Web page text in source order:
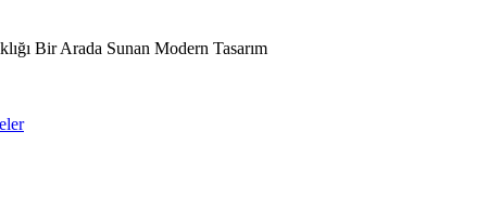
Bir Arada Sunan Modern Tasarım